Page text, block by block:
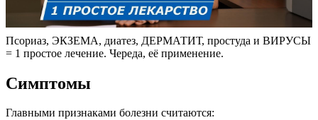
Псориаз, ЭКЗЕМА, диатез, ДЕРМАТИТ, простуда и ВИРУСЫ
= 1 простое лечение. Череда, её применение.
Симптомы
Главными признаками болезни считаются: